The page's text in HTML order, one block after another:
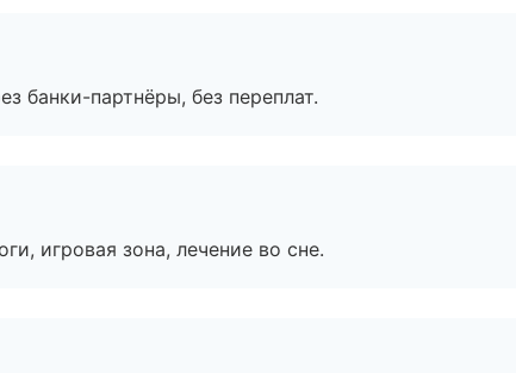
банки-партнёры, без переплат.
игровая зона, лечение во сне.